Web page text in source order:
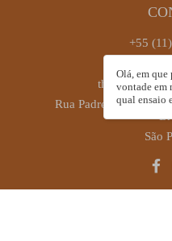
+55
Rua Padre Antônio
São
Olá, em que
vontade em
qual ensaio